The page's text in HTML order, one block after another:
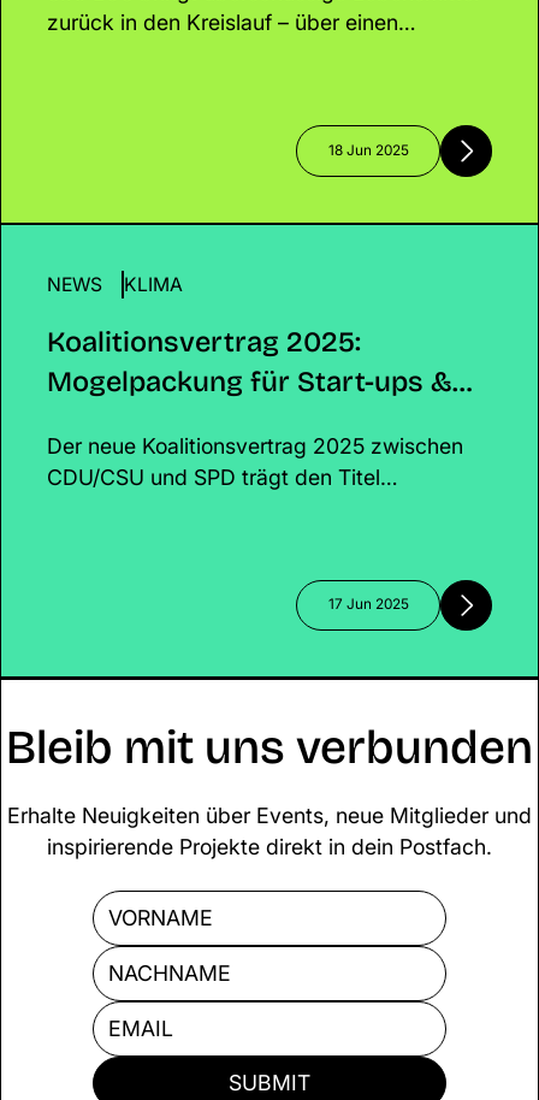
zurück in den Kreislauf – über einen
18 Jun 2025
NEWS KLIMA
Koalitionsvertrag 2025:
Mogelpackung für Start-ups &
Der neue Koalitionsvertrag 2025 zwischen
CDU/CSU und SPD trägt den Titel
Während wirtschaftliche Stabilität und
Digitalisierung im Vordergrund stehen,
Förderung auf der Strecke.
17 Jun 2025
Koalitionsvertrag 2025: Mogelpackung für Start-
Bleib mit uns verbunden
Erhalte Neuigkeiten über Events, neue Mitglieder und
inspirierende Projekte direkt in dein Postfach.